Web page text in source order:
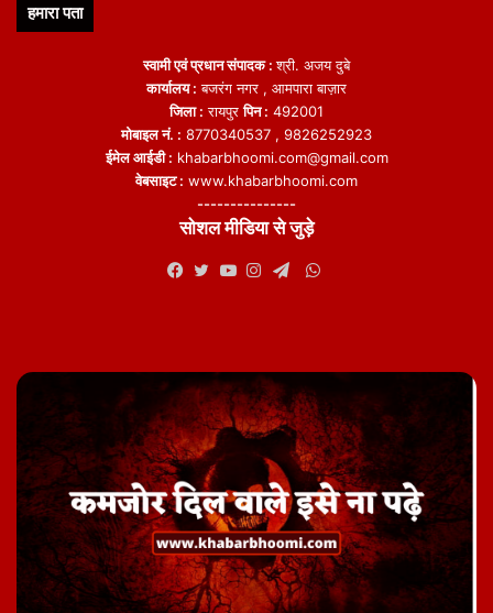
हमारा पता
स्वामी एवं प्रधान संपादक :श्री. अजय दुबे
कार्यालय : बजरंग नगर , आमपारा बाज़ार
जिला : रायपुरपिन : 492001
मोबाइल नं. : 8770340537 , 9826252923
ईमेल आईडी : khabarbhoomi.com@gmail.com
वेबसाइट : www.khabarbhoomi.com
---------------
सोशल मीडिया से जुड़े
WhatsApp